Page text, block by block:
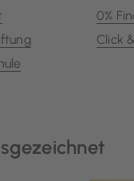
0%
Click